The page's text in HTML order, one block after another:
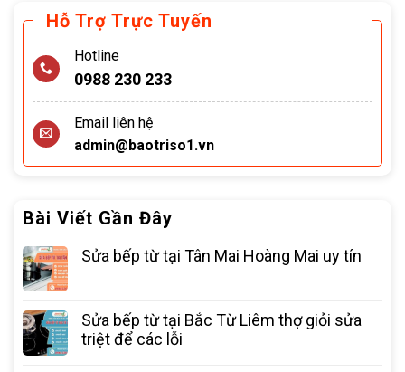
Hỗ Trợ Trực Tuyến
Hotline
0988 230 233
Email liên hệ
admin@baotriso1.vn
Bài Viết Gần Đây
Sửa bếp từ tại Tân Mai Hoàng Mai uy tín
Sửa bếp từ tại Bắc Từ Liêm thợ giỏi sửa
triệt để các lỗi